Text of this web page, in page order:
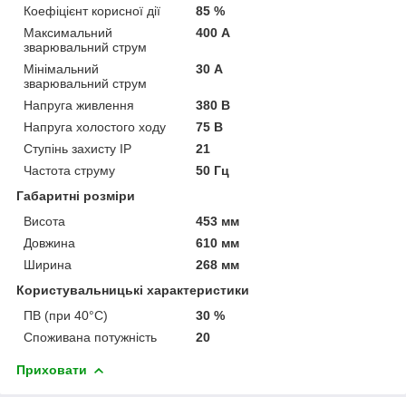
Коефіцієнт корисної дії
85 %
Максимальний
зварювальний струм
400 А
Мінімальний
зварювальний струм
30 А
Напруга живлення
380 В
Напруга холостого ходу
75 В
Ступінь захисту IP
21
Частота струму
50 Гц
Габаритні розміри
Висота
453 мм
Довжина
610 мм
Ширина
268 мм
Користувальницькі характеристики
ПВ (при 40°C)
30 %
Споживана потужність
20
Приховати